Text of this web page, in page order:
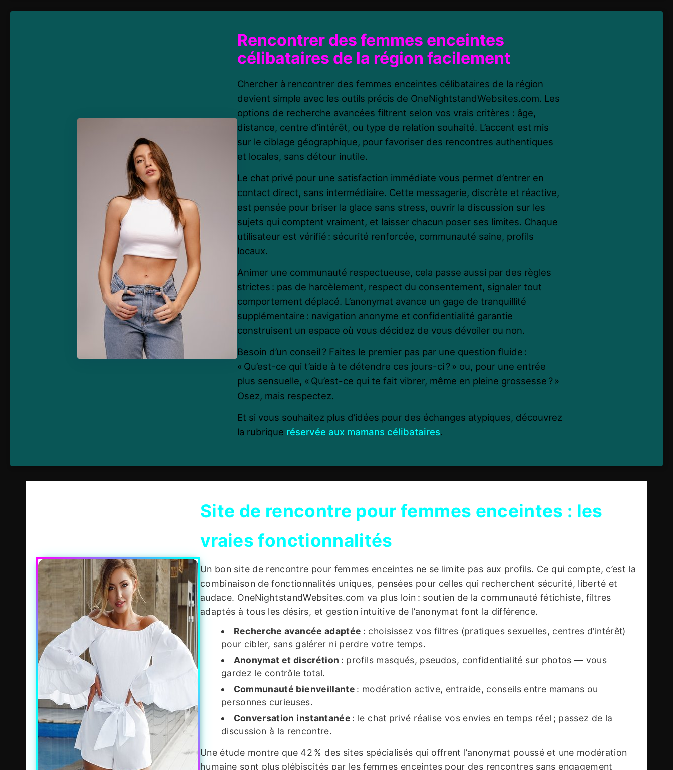
Rencontrer des femmes enceintes
célibataires de la région facilement
Chercher à rencontrer des femmes enceintes célibataires de la région
devient simple avec les outils précis de OneNightstandWebsites.com. Les
options de recherche avancées filtrent selon vos vrais critères : âge,
distance, centre d’intérêt, ou type de relation souhaité. L’accent est mis
sur le ciblage géographique, pour favoriser des rencontres authentiques
et locales, sans détour inutile.
Le chat privé pour une satisfaction immédiate vous permet d’entrer en
contact direct, sans intermédiaire. Cette messagerie, discrète et réactive,
est pensée pour briser la glace sans stress, ouvrir la discussion sur les
sujets qui comptent vraiment, et laisser chacun poser ses limites. Chaque
utilisateur est vérifié : sécurité renforcée, communauté saine, profils
locaux.
Animer une communauté respectueuse, cela passe aussi par des règles
strictes : pas de harcèlement, respect du consentement, signaler tout
comportement déplacé. L’anonymat avance un gage de tranquillité
supplémentaire : navigation anonyme et confidentialité garantie
construisent un espace où vous décidez de vous dévoiler ou non.
Besoin d’un conseil ? Faites le premier pas par une question fluide :
« Qu’est-ce qui t’aide à te détendre ces jours-ci ? » ou, pour une entrée
plus sensuelle, « Qu’est-ce qui te fait vibrer, même en pleine grossesse ? »
Osez, mais respectez.
Et si vous souhaitez plus d’idées pour des échanges atypiques, découvrez
la rubrique réservée aux mamans célibataires.
Site de rencontre pour femmes enceintes : les
vraies fonctionnalités
Un bon site de rencontre pour femmes enceintes ne se limite pas aux profils. Ce qui compte, c’est la
combinaison de fonctionnalités uniques, pensées pour celles qui recherchent sécurité, liberté et
audace. OneNightstandWebsites.com va plus loin : soutien de la communauté fétichiste, filtres
adaptés à tous les désirs, et gestion intuitive de l’anonymat font la différence.
Recherche avancée adaptée : choisissez vos filtres (pratiques sexuelles, centres d’intérêt)
pour cibler, sans galérer ni perdre votre temps.
Anonymat et discrétion : profils masqués, pseudos, confidentialité sur photos — vous
gardez le contrôle total.
Communauté bienveillante : modération active, entraide, conseils entre mamans ou
personnes curieuses.
Conversation instantanée : le chat privé réalise vos envies en temps réel ; passez de la
discussion à la rencontre.
Une étude montre que 42 % des sites spécialisés qui offrent l’anonymat poussé et une modération
humaine sont plus plébiscités par les femmes enceintes pour des rencontres sans engagement